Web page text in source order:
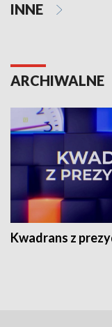
INNE
ARCHIWALNE
Kwadrans z